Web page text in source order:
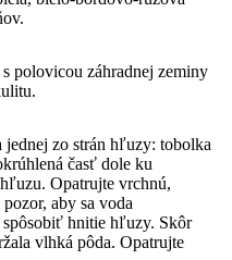
polovicou záhradnej zeminy
jednej zo strán hľuzy: tobolka
časť dole ku
Opatrujte vrchnú,
aby sa voda
spôsobiť hnitie hľuzy. Skôr
vlhká pôda. Opatrujte